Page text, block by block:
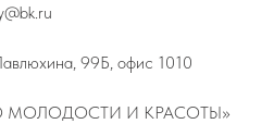
99Б, офис 1010
И КРАСОТЫ»